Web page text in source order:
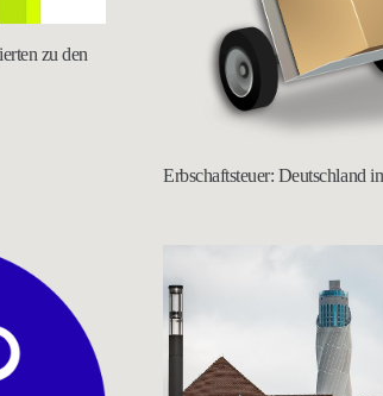
zu den
Erbschaftsteuer: Deutschland